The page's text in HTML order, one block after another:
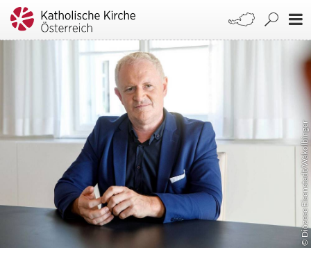
© Diözese Eisenstadt/Wakolbinger